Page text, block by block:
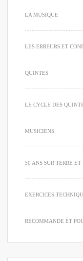
LA MUSIQUE
LES ERREURS ET
QUINTES
LE CYCLE DES
MUSICIENS
50 ANS SUR TERRE
EXERCICES
RECOMMANDE ET